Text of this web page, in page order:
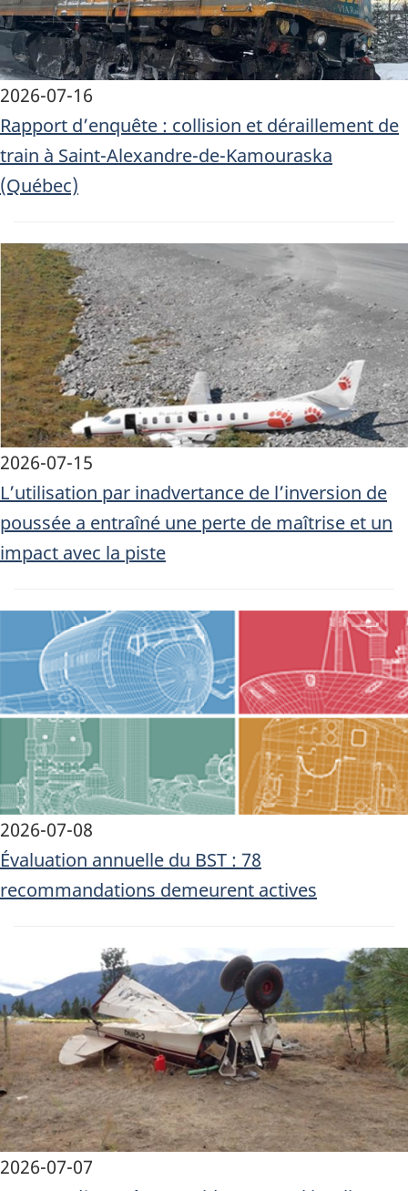
2026-07-16
Rapport d’enquête : collision et déraillement de
train à Saint-Alexandre-de-Kamouraska
(Québec)
Image
2026-07-15
L’utilisation par inadvertance de l’inversion de
poussée a entraîné une perte de maîtrise et un
impact avec la piste
Image
2026-07-08
Évaluation annuelle du BST : 78
recommandations demeurent actives
2026-07-07